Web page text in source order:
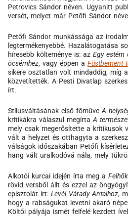
Petrovics Sándor néven. Ugyanitt
versét, melyet már Petőfi Sándor
Petőfi Sándor munkássága az
legtermékenyebbé. Hazalátogatása
híresebb költeménye is: az Egy estém
öcsémhez, vagy éppen a Füstbement
sikere osztatlan volt mindaddig, míg
közvetítették. A Pesti Divatlap
írt.
Stílusváltásának első főműve A
kritikákra válaszul megírta A
mely csak megerősítette a kritikusok
vált a helyzet és otthagyta a
válságok időszakában Petőfi
hang vált uralkodóvá nála, mely
Alkotói kurcai idején írta meg a Felhők
rövid versből állt és ezzel az
episztolát írt: Levél Várady Antalhoz,
hogy a rabságukat levetni akaró
Költői pályája ismét felfelé kezdett